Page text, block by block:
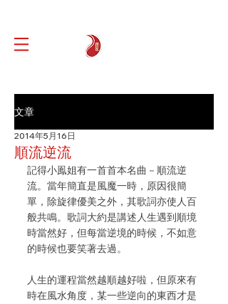
文章
順流逆流
2014年5月16日
記得小鳯姐有一首首本名曲－順流逆
流。當年簡直是風魔一時，原因很簡
單，除旋律優美之外，其歌詞亦使人百
般共鳴。歌詞大約是講述人生遇到順境
時當然好，但每當逆境的時候，不如意
的時候也要笑著去過。
人生的運程當然越順越好啦，但原來有
時在風水角度，某一些逆向的東西才是